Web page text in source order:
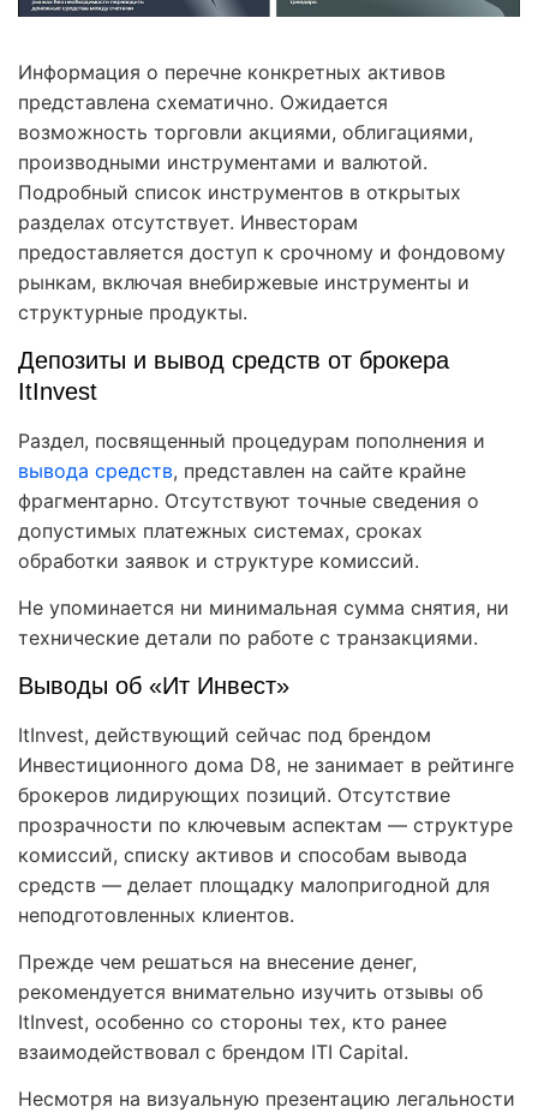
Информация о перечне конкретных активов
представлена схематично. Ожидается
возможность торговли акциями, облигациями,
производными инструментами и валютой.
Подробный список инструментов в открытых
разделах отсутствует. Инвесторам
предоставляется доступ к срочному и фондовому
рынкам, включая внебиржевые инструменты и
структурные продукты.
Депозиты и вывод средств от брокера
ItInvest
Раздел, посвященный процедурам пополнения и
вывода средств, представлен на сайте крайне
фрагментарно. Отсутствуют точные сведения о
допустимых платежных системах, сроках
обработки заявок и структуре комиссий.
Не упоминается ни минимальная сумма снятия, ни
технические детали по работе с транзакциями.
Выводы об «Ит Инвест»
ItInvest, действующий сейчас под брендом
Инвестиционного дома D8, не занимает в рейтинге
брокеров лидирующих позиций. Отсутствие
прозрачности по ключевым аспектам — структуре
комиссий, списку активов и способам вывода
средств — делает площадку малопригодной для
неподготовленных клиентов.
Прежде чем решаться на внесение денег,
рекомендуется внимательно изучить отзывы об
ItInvest, особенно со стороны тех, кто ранее
взаимодействовал с брендом ITI Capital.
Несмотря на визуальную презентацию легальности